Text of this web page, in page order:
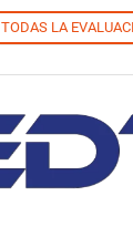
TODAS LA